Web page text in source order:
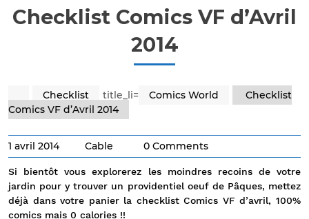
Checklist Comics VF d’Avril
2014
Checklist title_li= Comics World
Checklist
Comics VF d’Avril 2014
1 avril 2014 Cable 0 Comments
Si bientôt vous explorerez les moindres recoins de votre
jardin pour y trouver un providentiel oeuf de Pâques, mettez
déjà dans votre panier la checklist Comics VF d’avril, 100%
comics mais 0 calories !!